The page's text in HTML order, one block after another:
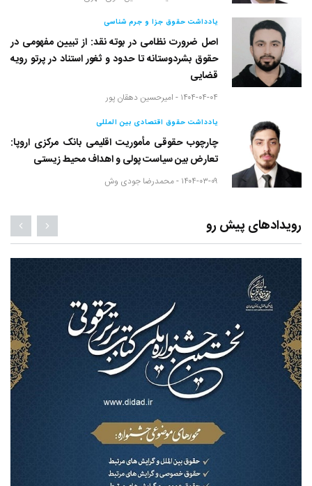
یادداشت حقوق جزا و جرم شناسی
اصل ضرورت نظامی در بوته نقد: از تبیین مفهومی در
حقوق بشردوستانه تا حدود و ثغور استناد در پرتو رویه
قضایی
۱۴۰۴-۰۴-۰۴ - امیرحسین دهقان پور
یادداشت حقوق اقتصادی بین المللی
چارچوب حقوقی مأموریت اقلیمی بانک مرکزی اروپا:
تعارض بین سیاست پولی و اهداف محیط زیستی
۱۴۰۴-۰۳-۰۹ - محمدرضا جودی وش
رویدادهای پیش رو